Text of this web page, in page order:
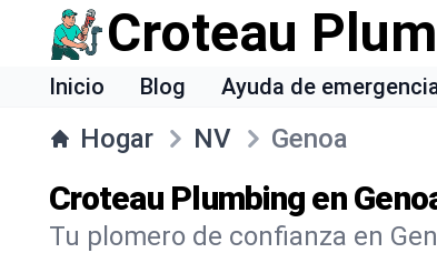
Croteau
Inicio Blog Ayuda de
Hogar NV Genoa
Croteau Plumbing en
Tu plomero de confianza en